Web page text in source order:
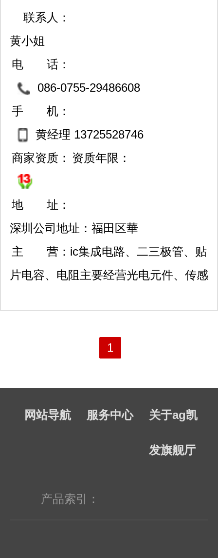
控及压控衰减器（ditigal &voltage
variable attenuator）。 其产品可广泛
应用于雷达、点对点及点对多点微波通
信、wifi/wimax、zigbee等各种无线通
讯领域。 四、adi（美国模拟器件公
司）： 主要经销其：高速数模转换器
（dac）和模数转换器（adc）。 六、
avago、methode: 主要经销其：百兆/
千兆光纤收发器。产品广泛应用于军工
产品的光纤总线控制器、高端通信等领
域。 我们还经销：holt、dei、
freescale、broadcom、altera、xilinx、
silicon、micron、nsc、cypress、
（gan）产品的成熟，gan功率器件以
其高性能、高效率、高可靠性、抗干扰
雷达、微波通信等高端通信领域。 我
联系人：
黄小姐
电 话：
086-0755-29486608
29486609
手 机：
黄经理 13725528746
商家资质： 资质年限：
地 址：
深圳公司地址：福田区華
強北金茂禮都
主 营： ic集成电路、二三极管、贴
片电容、电阻主要经营光电元件、传感
管、红外接收头、反射型光电开关、对
器。传感元器件系列包括：霍尔开关．
人体感应。ic半导体主要经营的品牌
vishay ),英飞凌( infineon ),飞兆半导体(
1
网站导航 服务中心 关于ag凯
发旗舰厅
产品索引：